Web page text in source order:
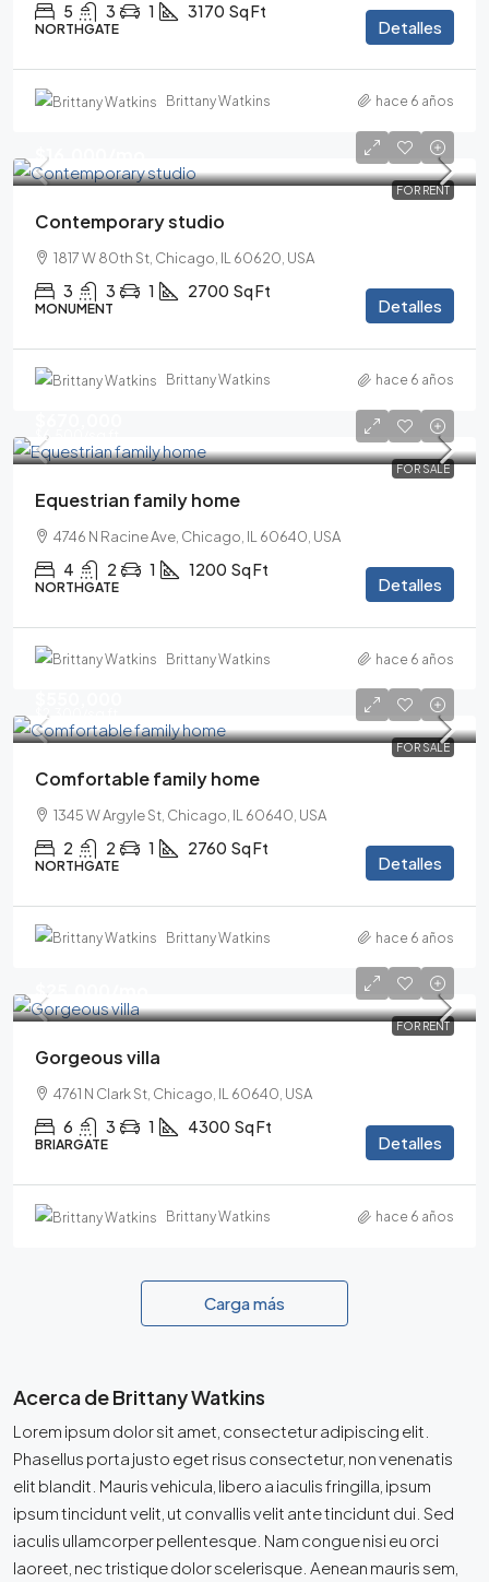
5 3 1 3170 Sq Ft
NORTHGATE Detalles
Brittany Watkins hace 6 años
FOR RENT
$16,000
Contemporary studio
1817 W 80th St, Chicago, IL 60620, USA
3 3 1 2700 Sq Ft
MONUMENT Detalles
Brittany Watkins hace 6 años
FOR SALE
$6,500
Equestrian family home
4746 N Racine Ave, Chicago, IL 60640, USA
4 2 1 1200 Sq Ft
NORTHGATE Detalles
Brittany Watkins hace 6 años
FOR SALE
$2,300
Comfortable family home
1345 W Argyle St, Chicago, IL 60640, USA
2 2 1 2760 Sq Ft
NORTHGATE Detalles
Brittany Watkins hace 6 años
FOR RENT
Gorgeous villa
4761 N Clark St, Chicago, IL 60640, USA
6 3 1 4300 Sq Ft
BRIARGATE Detalles
Brittany Watkins hace 6 años
Carga más
Acerca de Brittany Watkins
Lorem ipsum dolor sit amet, consectetur adipiscing elit.
Phasellus porta justo eget risus consectetur, non venenatis
elit blandit. Mauris vehicula, libero a iaculis fringilla, ipsum
ipsum tincidunt velit, ut convallis velit ante tincidunt dui. Sed
iaculis ullamcorper pellentesque. Nam congue nisi eu orci
laoreet, nec tristique dolor scelerisque. Aenean mauris sem,